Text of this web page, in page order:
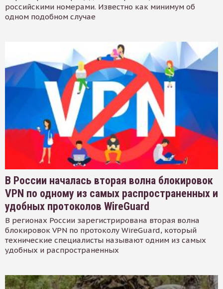
российскими номерами. Известно как минимум об
одном подобном случае
В России началась вторая волна блокировок
VPN по одному из самых распространенных и
удобных протоколов WireGuard
В регионах России зарегистрирована вторая волна
блокировок VPN по протоколу WireGuard, который
технические специалисты называют одним из самых
удобных и распространенных